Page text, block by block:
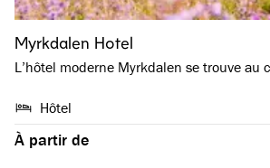
Myrkdalen Hotel
L’hôtel moderne Myrkdalen se trouve au
Hôtel
À partir de